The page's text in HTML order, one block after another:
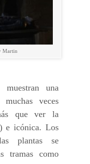
Martin
una
veces
que ver la
e icónica. Los
plantas se
tramas como